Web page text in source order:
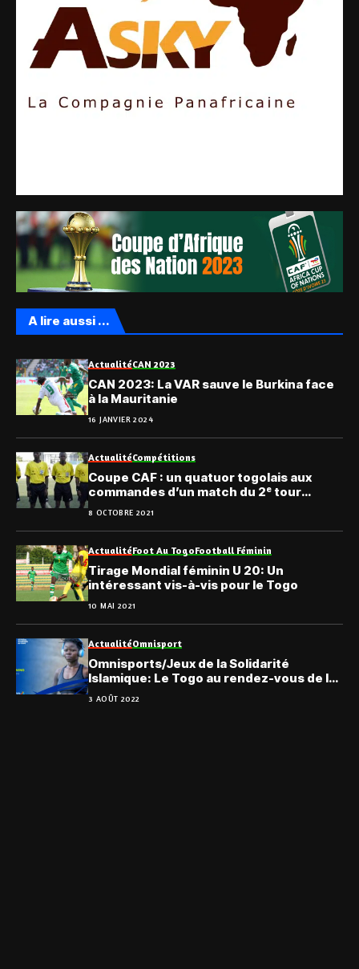
A lire aussi ...
ActualitéCAN 2023
CAN 2023: La VAR sauve le Burkina face
à la Mauritanie
16 JANVIER 2024
ActualitéCompétitions
Coupe CAF : un quatuor togolais aux
commandes d’un match du 2ᵉ tour
préliminaire
8 OCTOBRE 2021
ActualitéFoot Au TogoFootball Féminin
Tirage Mondial féminin U 20: Un
intéressant vis-à-vis pour le Togo
10 MAI 2021
ActualitéOmnisport
Omnisports/Jeux de la Solidarité
Islamique: Le Togo au rendez-vous de la
5ème édition
3 AOÛT 2022